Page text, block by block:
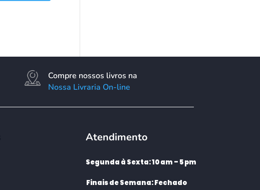
Compre nossos livros na
Nossa Livraria On-line
Atendimento
Segunda à Sexta: 10 am – 5 pm
Finais de Semana: Fechado